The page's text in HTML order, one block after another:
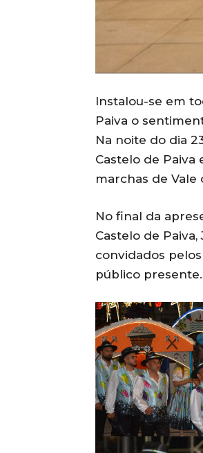
Instalou-se em
Paiva o
Na noite do dia
Castelo de
marchas de Vale
No final da
Castelo de
convidados
público presente.